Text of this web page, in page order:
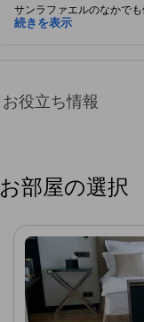
サンラファエルのなかで
施設には、ご滞在の質と
続きを表示
お役立ち情報
お部屋の選択